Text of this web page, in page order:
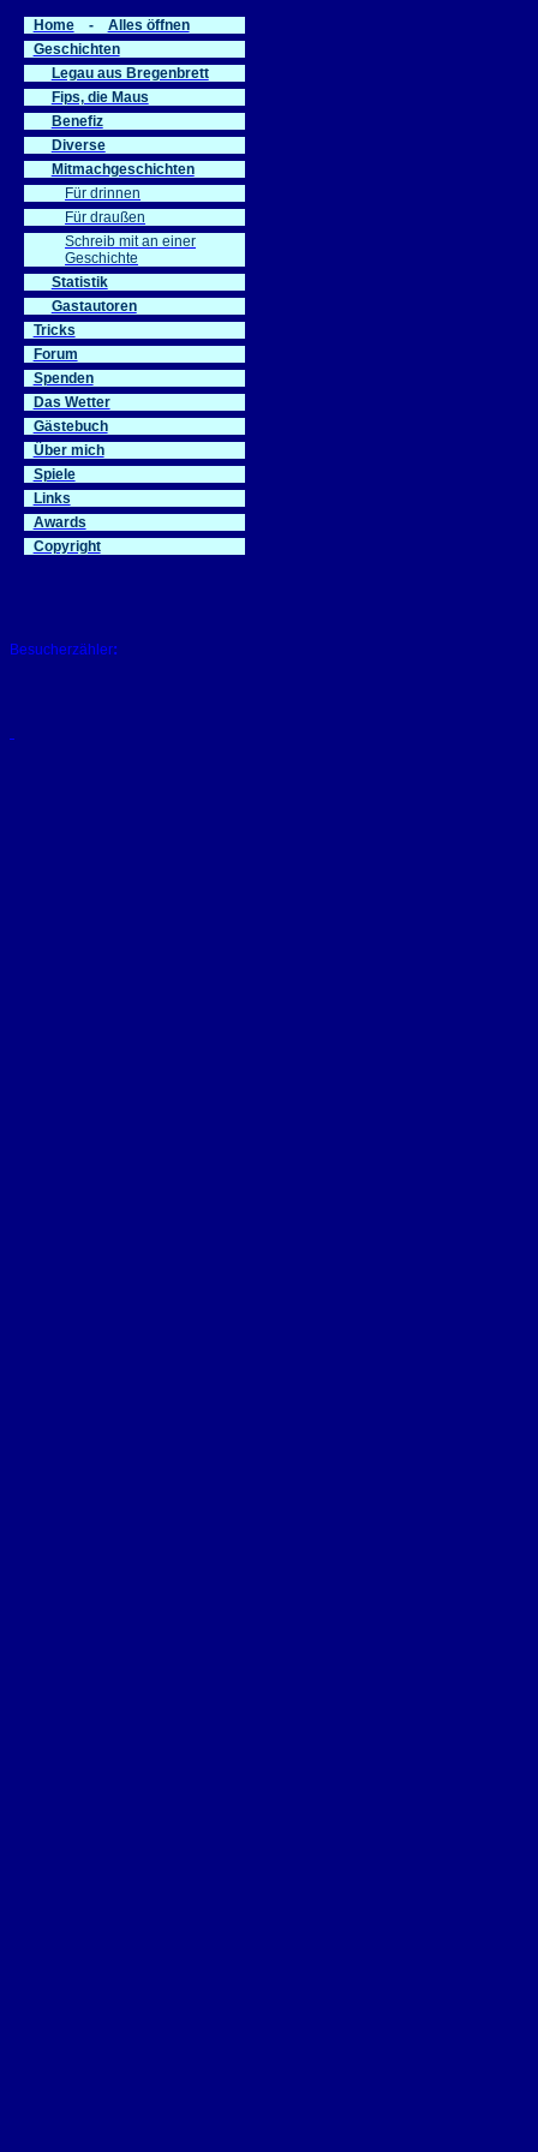
Home -
Alles öffnen
Geschichten
Legau aus Bregenbrett
Fips, die Maus
Benefiz
Diverse
Mitmachgeschichten
Für drinnen
Für draußen
Schreib mit an einer
Geschichte
Statistik
Gastautoren
Tricks
Forum
Spenden
Das Wetter
Gästebuch
Über mich
Spiele
Links
Awards
Copyright
Besucherzähler: